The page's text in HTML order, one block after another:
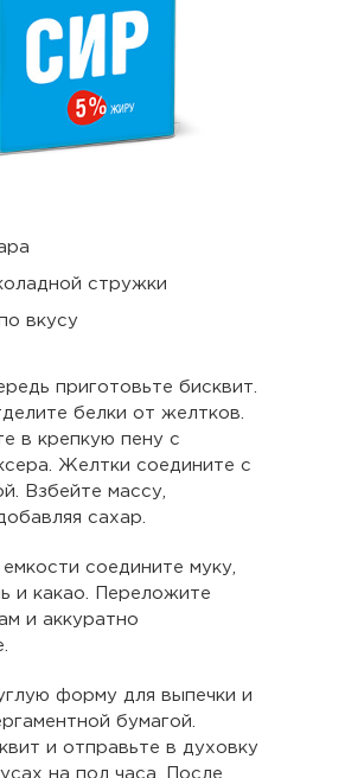
стружки
вкусу
приготовьте бисквит.
белки от желтков.
в крепкую пену с
Желтки соедините с
Взбейте массу,
сахар.
соедините муку,
и какао. Переложите
и аккуратно
форму для выпечки и
бумагой.
и отправьте в духовку
на пол часа. После